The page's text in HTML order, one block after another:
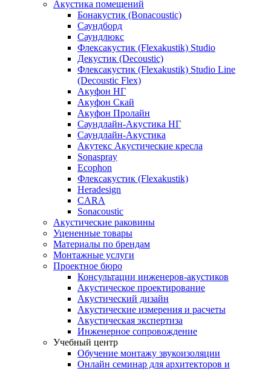
Акустика помещений
Бонакустик (Bonacoustic)
Саундборд
Саундлюкс
Флексакустик (Flexakustik) Studio
Декустик (Decoustic)
Флексакустик (Flexakustik) Studio Line
(Decoustic Flex)
Акуфон НГ
Акуфон Скай
Акуфон Пролайн
Саундлайн-Акустика НГ
Саундлайн-Акустика
Акутекс Акустические кресла
Sonaspray
Ecophon
Флексакустик (Flexakustik)
Heradesign
CARA
Sonacoustic
Акустические раковины
Уцененные товары
Материалы по брендам
Монтажные услуги
Проектное бюро
Консультации инженеров-акустиков
Акустическое проектирование
Акустический дизайн
Акустические измерения и расчеты
Акустическая экспертиза
Инженерное сопровождение
Учебный центр
Обучение монтажу звукоизоляции
Онлайн семинар для архитекторов и